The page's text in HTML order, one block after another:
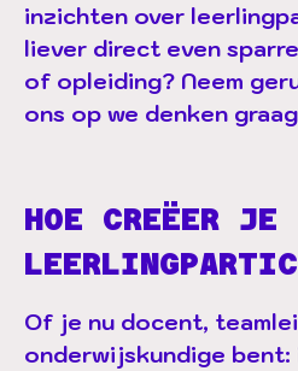
inzichten over
liever direct even
of opleiding? Neem
ons op we denken
HOE CREËER JE
Of je nu docent,
onderwijskundige bent: